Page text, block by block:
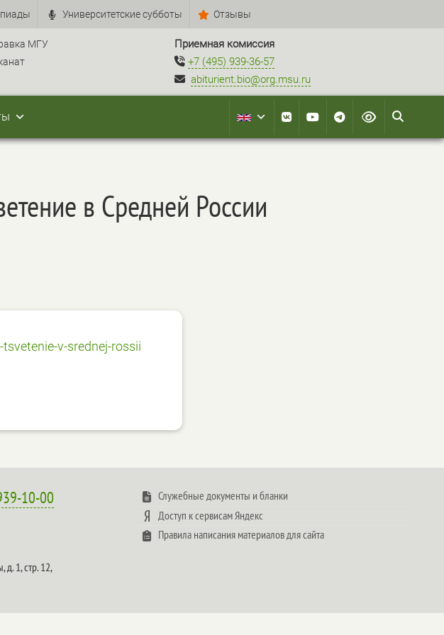
Университетские субботы Отзывы
МГУ
Приемная комиссия
+7 (495) 939-36-57
abiturient.bio@org.msu.ru
в Средней России
v-srednej-rossii
10-00
д. 1, стр. 12,
Служебные документы и бланки
Доступ к сервисам Яндекс
Правила написания материалов для сайта